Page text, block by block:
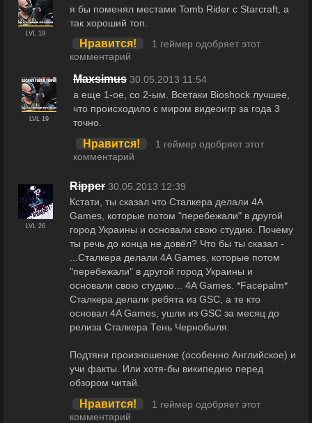
LVL 19
я бы поменял местами Tomb Rider с Starcraft, а
так хороший топ.
Нравится!
1 геймер одобряет этот
комментарий
LVL 19
Maxsimus 30.05.2013 11:54
а еще 1-ое, со 2-ым. Всетаки Bioshock лучшее,
что происходило с миром видеоигр за года 3
точно.
Нравится!
1 геймер одобряет этот
комментарий
LVL 26
Ripper 30.05.2013 12:39
Кстати, ты сказал что Сталкера делали 4A
Games, которые потом "перебежали" в другой
город Украины и основали свою студию. Почему
ты речь до конца не довёл? Что бы ты сказал -
...Сталкера делали 4A Games, которые потом
"перебежали" в другой город Украины и
основали свою студию... 4A Games. *Facepalm*
Сталкера делали ребята из GSC, а те кто
основал 4A Games, ушли из GSC за месяц до
релиза Сталкера Тень Чернобыля.
Подтяни произношение (особенно Английское) и
учи факты. Или хотя-бы википедию перед
обзором читай.
Нравится!
1 геймер одобряет этот
комментарий